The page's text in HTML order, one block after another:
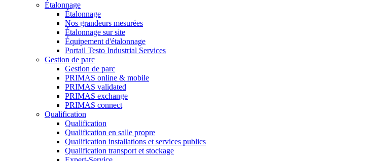
Étalonnage
Étalonnage
Nos grandeurs mesurées
Étalonnage sur site
Équipement d'étalonnage
Portail Testo Industrial Services
Gestion de parc
Gestion de parc
PRIMAS online & mobile
PRIMAS validated
PRIMAS exchange
PRIMAS connect
Qualification
Qualification
Qualification en salle propre
Qualification installations et services publics
Qualification transport et stockage